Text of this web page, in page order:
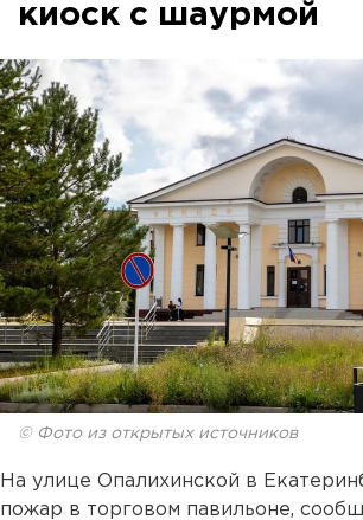
киоск с шаурмой
© Фото из открытых источников
На улице Опалихинской в
пожар в торговом павильоне,